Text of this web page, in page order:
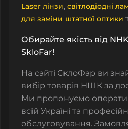
Laser лінзи, світлодіодні
для заміни штатної оптики
Обирайте якість від
SkloFar!
На сайті СклоФар ви
вибір товарів НШК за
Ми пропонуємо
всій Україні та
обслуговування.